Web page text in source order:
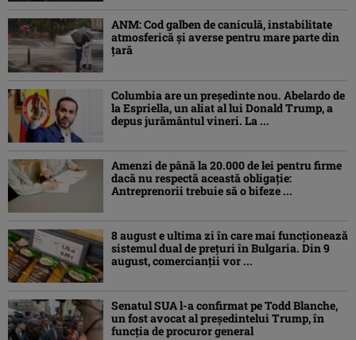
ANM: Cod galben de caniculă, instabilitate
atmosferică și averse pentru mare parte din
țară
Columbia are un președinte nou. Abelardo de
la Espriella, un aliat al lui Donald Trump, a
depus jurământul vineri. La ...
Amenzi de până la 20.000 de lei pentru firme
dacă nu respectă această obligație:
Antreprenorii trebuie să o bifeze ...
8 august e ultima zi în care mai funcționează
sistemul dual de prețuri în Bulgaria. Din 9
august, comercianții vor ...
Senatul SUA l-a confirmat pe Todd Blanche,
un fost avocat al președintelui Trump, în
funcția de procuror general